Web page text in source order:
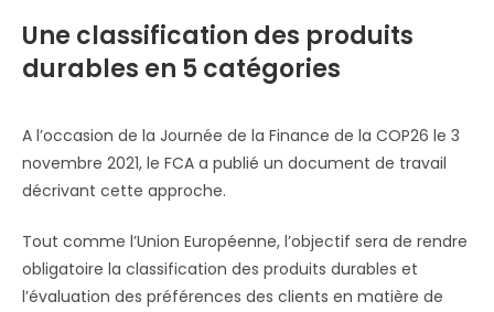
Une classification des produits
durables en 5 catégories
A l’occasion de la Journée de la Finance de la COP26 le 3
novembre 2021, le FCA a publié un document de travail
décrivant cette approche.
Tout comme l’Union Européenne, l’objectif sera de rendre
obligatoire la classification des produits durables et
l’évaluation des préférences des clients en matière de